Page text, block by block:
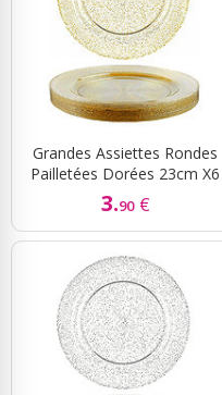
Grandes Assiettes Rondes
Pailletées Dorées 23cm X6
3.90 €